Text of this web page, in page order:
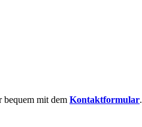
bequem mit dem Kontaktformular.